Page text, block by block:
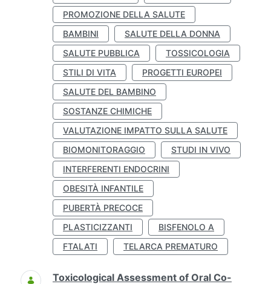
PROMOZIONE DELLA SALUTE
BAMBINI
SALUTE DELLA DONNA
SALUTE PUBBLICA
TOSSICOLOGIA
STILI DI VITA
PROGETTI EUROPEI
SALUTE DEL BAMBINO
SOSTANZE CHIMICHE
VALUTAZIONE IMPATTO SULLA SALUTE
BIOMONITORAGGIO
STUDI IN VIVO
INTERFERENTI ENDOCRINI
OBESITÀ INFANTILE
PUBERTÀ PRECOCE
PLASTICIZZANTI
BISFENOLO A
FTALATI
TELARCA PREMATURO
Toxicological Assessment of Oral Co-